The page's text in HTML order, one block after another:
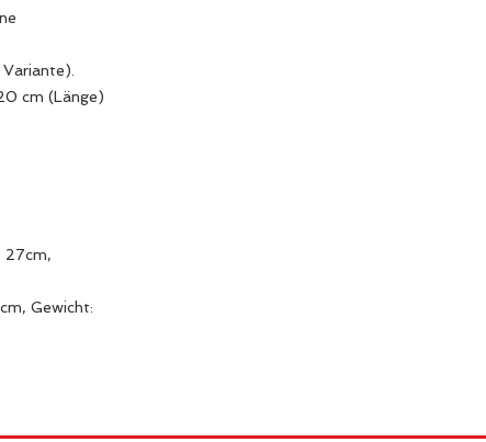
cm (Länge)
27cm,
Gewicht: